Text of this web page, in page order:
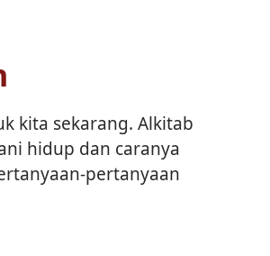
kita sekarang. Alkitab
hidup dan caranya
pertanyaan